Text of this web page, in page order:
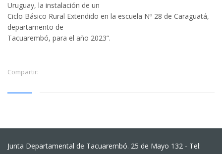
Uruguay, la instalación de un
Ciclo Básico Rural Extendido en la escuela Nº 28 de Caraguatá,
departamento de
Tacuarembó, para el año 2023”.
Compartir:
Junta Departamental de Tacuarembó. 25 de Mayo 132 - Tel: